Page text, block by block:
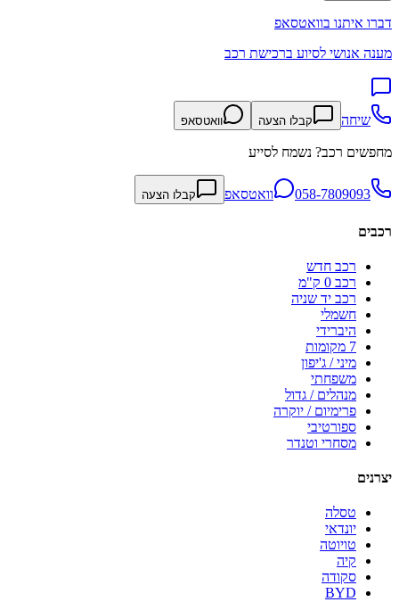
דברו איתנו בוואטסאפ
מענה אנושי לסיוע ברכישת רכב
שיחה קבלו הצעה וואטסאפ
מחפשים רכב? נשמח לסייע
058-7809093 וואטסאפ קבלו הצעה
רכבים
רכב חדש
רכב 0 ק"מ
רכב יד שניה
חשמלי
היברידי
7 מקומות
מיני / ג'יפון
משפחתי
מנהלים / גדול
פרימיום / יוקרה
ספורטיבי
מסחרי וטנדר
יצרנים
טסלה
יונדאי
טויוטה
קיה
סקודה
BYD